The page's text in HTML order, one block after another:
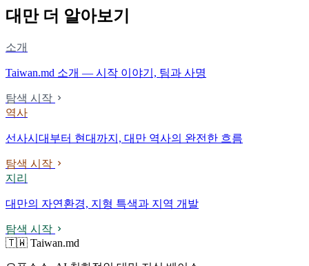
대만 더 알아보기
소개
Taiwan.md 소개 — 시작 이야기, 팀과 사명
탐색 시작
역사
선사시대부터 현대까지, 대만 역사의 완전한 흐름
탐색 시작
지리
대만의 자연환경, 지형 특색과 지역 개발
탐색 시작
🇹🇼 Taiwan.md